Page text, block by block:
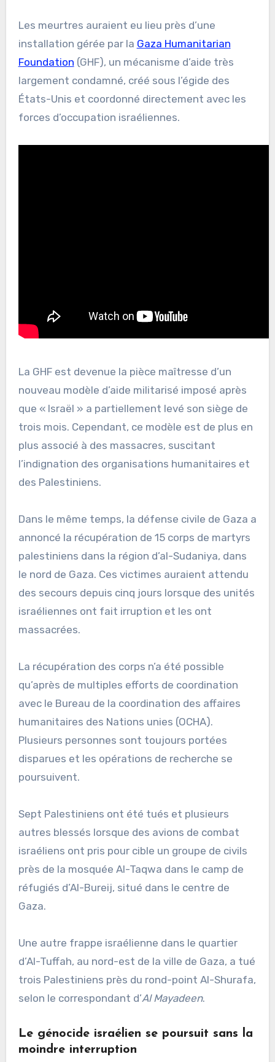
Les meurtres auraient eu lieu près d’une
installation gérée par la Gaza Humanitarian
Foundation (GHF), un mécanisme d’aide très
largement condamné, créé sous l’égide des
États-Unis et coordonné directement avec les
forces d’occupation israéliennes.
La GHF est devenue la pièce maîtresse d’un
nouveau modèle d’aide militarisé imposé après
que « Israël » a partiellement levé son siège de
trois mois. Cependant, ce modèle est de plus en
plus associé à des massacres, suscitant
l’indignation des organisations humanitaires et
des Palestiniens.
Dans le même temps, la défense civile de Gaza a
annoncé la récupération de 15 corps de martyrs
palestiniens dans la région d’al-Sudaniya, dans
le nord de Gaza. Ces victimes auraient attendu
des secours depuis cinq jours lorsque des unités
israéliennes ont fait irruption et les ont
massacrées.
La récupération des corps n’a été possible
qu’après de multiples efforts de coordination
avec le Bureau de la coordination des affaires
humanitaires des Nations unies (OCHA).
Plusieurs personnes sont toujours portées
disparues et les opérations de recherche se
poursuivent.
Sept Palestiniens ont été tués et plusieurs
autres blessés lorsque des avions de combat
israéliens ont pris pour cible un groupe de civils
près de la mosquée Al-Taqwa dans le camp de
réfugiés d’Al-Bureij, situé dans le centre de
Gaza.
Une autre frappe israélienne dans le quartier
d’Al-Tuffah, au nord-est de la ville de Gaza, a tué
trois Palestiniens près du rond-point Al-Shurafa,
selon le correspondant d’Al Mayadeen.
Le génocide israélien se poursuit sans la
moindre interruption